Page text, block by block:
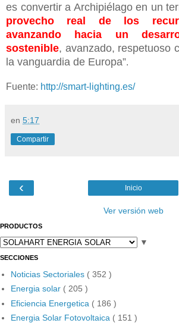
es convertir a Archipiélago en un
provecho real de los
avanzando hacia un
sostenible, avanzado, respetuoso
la vanguardia de Europa”.
Fuente: http://smart-lighting.es/
en 5:17
Compartir
‹ Inicio
Ver versión web
PRODUCTOS
▼
SECCIONES
Noticias Sectoriales ( 352 )
Energia solar ( 205 )
Eficiencia Energetica ( 186 )
Energia Solar Fotovoltaica ( 151 )